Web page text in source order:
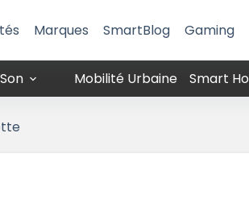
Marques SmartBlog Gaming
Mobilité Urbaine Smart